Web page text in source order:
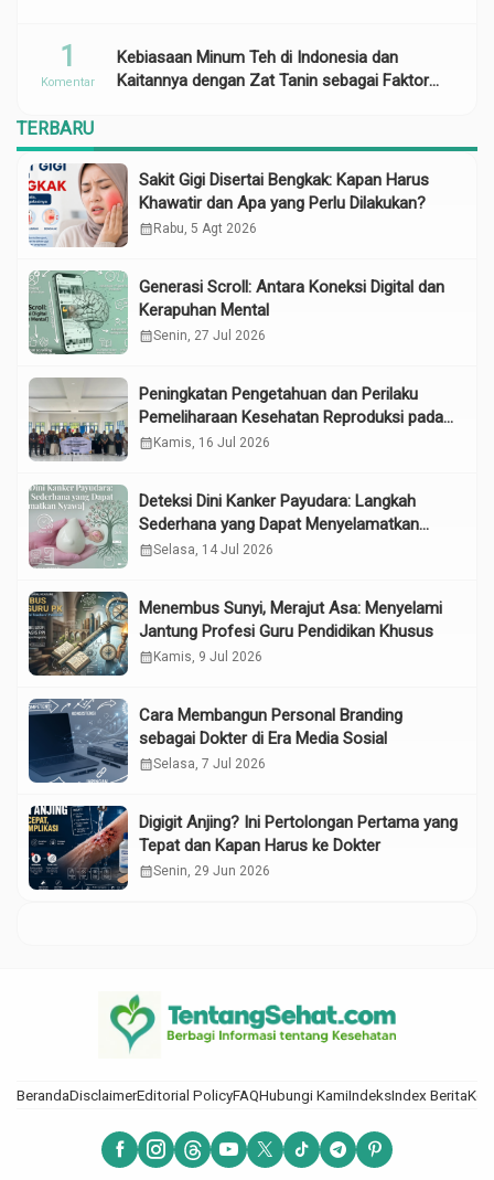
Kebiasaan Minum Teh di Indonesia dan
Kaitannya dengan Zat Tanin sebagai Faktor
1
Komentar
TERBARU
Sakit Gigi Disertai Bengkak: Kapan Harus
Khawatir dan Apa yang Perlu Dilakukan?
calendar_month Rabu, 5 Agt 2026
Generasi Scroll: Antara Koneksi Digital dan
Kerapuhan Mental
calendar_monthSenin, 27 Jul 2026
Peningkatan Pengetahuan dan Perilaku
Pemeliharaan Kesehatan Reproduksi pada
Lansia melalui Edukasi dan Konseling di
calendar_month Kamis, 16 Jul 2026
Deteksi Dini Kanker Payudara: Langkah
Sederhana yang Dapat Menyelamatkan
Nyawa
calendar_monthSelasa, 14 Jul 2026
Menembus Sunyi, Merajut Asa: Menyelami
Jantung Profesi Guru Pendidikan Khusus
calendar_month Kamis, 9 Jul 2026
Cara Membangun Personal Branding
sebagai Dokter di Era Media Sosial
calendar_monthSelasa, 7 Jul 2026
Digigit Anjing? Ini Pertolongan Pertama yang
Tepat dan Kapan Harus ke Dokter
calendar_monthSenin, 29 Jun 2026
BerandaDisclaimerEditorial PolicyFAQHubungi KamiIndeksIndex Berita